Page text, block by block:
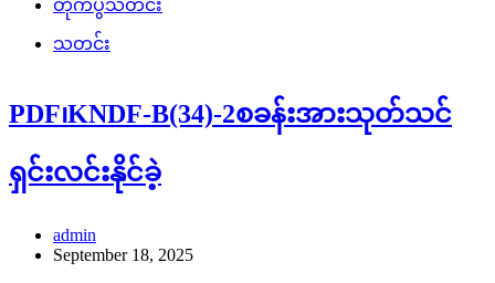
တိုက်ပွဲသတင်း
သတင်း
PDF၊KNDF-B(34)-2စခန်းအားသုတ်သင်
ရှင်းလင်းနိုင်ခဲ့
admin
September 18, 2025